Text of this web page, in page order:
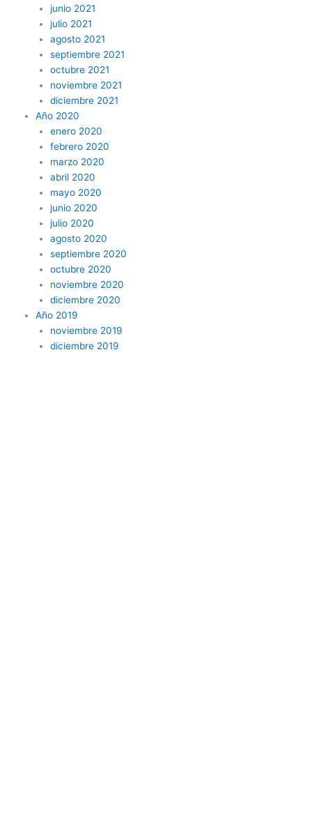
junio 2021
julio 2021
agosto 2021
septiembre 2021
octubre 2021
noviembre 2021
diciembre 2021
Año 2020
enero 2020
febrero 2020
marzo 2020
abril 2020
mayo 2020
junio 2020
julio 2020
agosto 2020
septiembre 2020
octubre 2020
noviembre 2020
diciembre 2020
Año 2019
noviembre 2019
diciembre 2019